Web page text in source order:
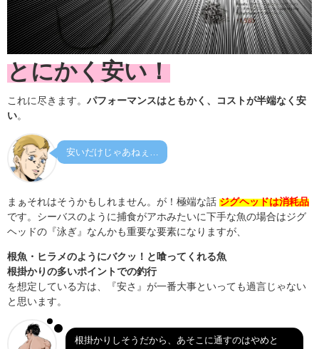
とにかく安い！
これに尽きます。 パフォーマンスはともかく、コストが半端なく安
い
安いだけじゃあねぇ…
まぁそれはそうかもしれません。が！極端な話 ジグヘッドは消耗品
です。シーバスのように捕食がアホみたいに下手な魚の場合はジグ
ヘッドの『泳ぎ』なんかも重要な要素になりますが、
根魚・ヒラメのようにバクッ！と喰ってくれる魚
根掛かりの多いポイントでの釣行
を想定している方は、『安さ』が一番大事といっても過言じゃない
と思います。
根掛かりしそうだから、あそこに通すのはやめと